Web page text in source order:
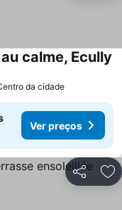
calme, Ecully
da cidade
Ver preços
Partilhar